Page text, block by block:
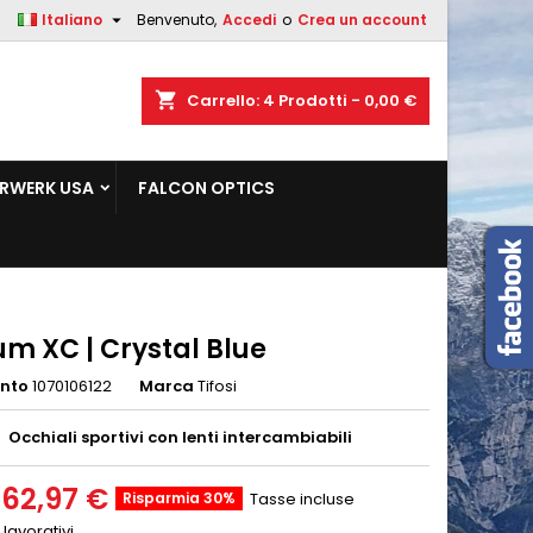
Benvenuto, Accedi o Crea un account
Italiano 
shopping_cart Carrello: 4 Prodotti - 0,00 €
USA FALCON OPTICS
XC | Crystal Blue
1070106122 Marca Tifosi
Occhiali sportivi con lenti intercambiabili
62,97 € Risparmia 30%
Tasse incluse